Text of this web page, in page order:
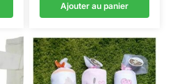
Ajouter au panier